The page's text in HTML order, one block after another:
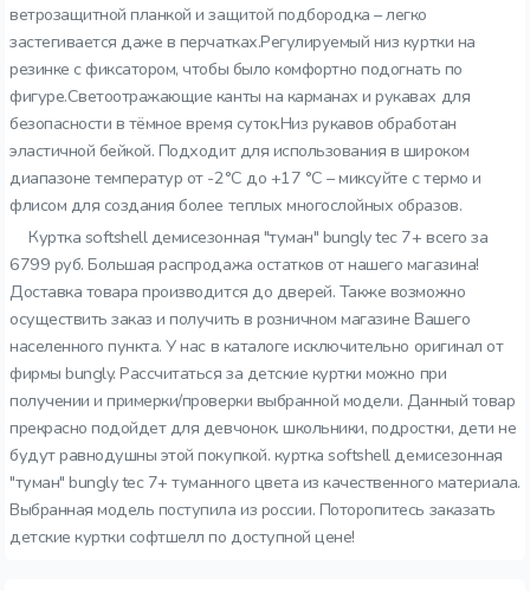
ветрозащитной планкой и защитой подбородка – легко
застегивается даже в перчатках.Регулируемый низ куртки на
резинке с фиксатором, чтобы было комфортно подогнать по
фигуре.Светоотражающие канты на карманах и рукавах для
безопасности в тёмное время суток.Низ рукавов обработан
эластичной бейкой. Подходит для использования в широком
диапазоне температур от -2°C до +17 °C – миксуйте с термо и
флисом для создания более теплых многослойных образов.
Куртка softshell демисезонная "туман" bungly tec 7+ всего за
6799 руб. Большая распродажа остатков от нашего магазина!
Доставка товара производится до дверей. Также возможно
осуществить заказ и получить в розничном магазине Вашего
населенного пункта. У нас в каталоге исключительно оригинал от
фирмы bungly. Рассчитаться за детские куртки можно при
получении и примерки/проверки выбранной модели. Данный товар
прекрасно подойдет для девчонок. школьники, подростки, дети не
будут равнодушны этой покупкой. куртка softshell демисезонная
"туман" bungly tec 7+ туманного цвета из качественного материала.
Выбранная модель поступила из россии. Поторопитесь заказать
детские куртки софтшелл по доступной цене!